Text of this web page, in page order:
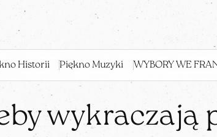
Historii Piękno Muzyki WYBORY WE
wykraczają